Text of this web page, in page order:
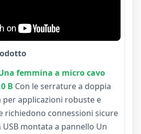
femmina a micro cavo
B Con le serrature a doppia
applicazioni robuste e
richiedono connessioni sicure
montata a pannello Un